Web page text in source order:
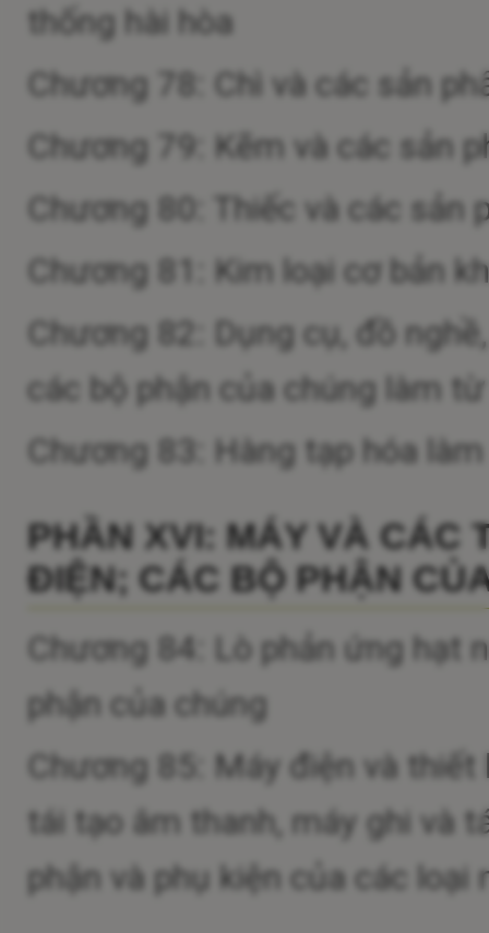
thống hài hòa
Chương 78: Chì và các sản
Chương 79: Kẽm và các sản
Chương 80: Thiếc và các sản
Chương 81: Kim loại cơ bản
Chương 82: Dụng cụ, đồ
các bộ phận của chúng làm
Chương 83: Hàng tạp hóa
PHẦN XVI: MÁY VÀ CÁC
ĐIỆN; CÁC BỘ PHẬN
Chương 84: Lò phản ứng hạt
phận của chúng
Chương 85: Máy điện và thiết
tái tạo âm thanh, máy ghi và
phận và phụ kiện của các loại